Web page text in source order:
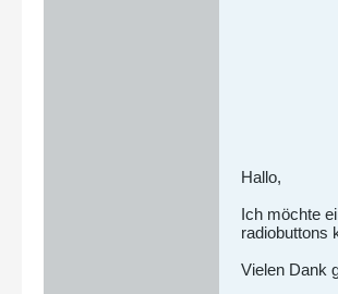
Hallo,
Ich möchte
radiobuttons
Vielen Dank